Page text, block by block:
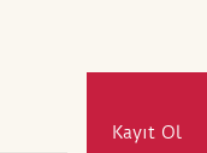
Kayıt Ol